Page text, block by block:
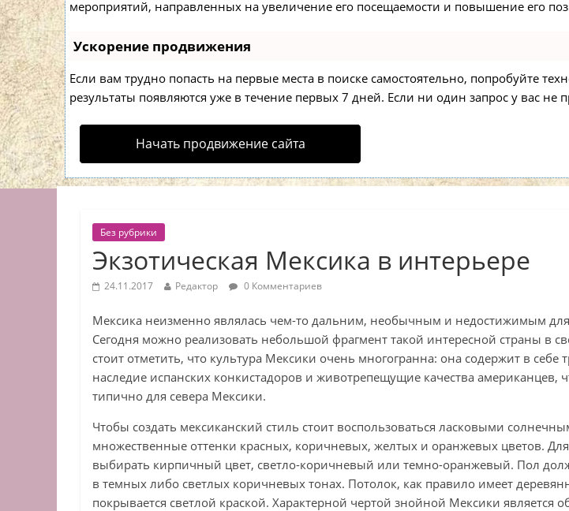
мероприятий, направленных на увеличение его посещаемости и повышение его
Ускорение продвижения
Если вам трудно попасть на первые места в поиске самостоятельно, попробуйте
результаты появляются уже в течение первых 7 дней. Если ни один запрос у вас не
Начать продвижение сайта
Без рубрики
Экзотическая Мексика в интерьере
24.11.2017 Редактор 0 Комментариев
Мексика неизменно являлась чем-то дальним, необычным и недостижимым для
Сегодня можно реализовать небольшой фрагмент такой интересной страны в
стоит отметить, что культура Мексики очень многогранна: она содержит в себе
наследие испанских конкистадоров и животрепещущие качества американцев,
типично для севера Мексики.
Чтобы создать мексиканский стиль стоит воспользоваться ласковыми
множественные оттенки красных, коричневых, желтых и оранжевых цветов.
выбирать кирпичный цвет, светло-коричневый или темно-оранжевый. Пол
в темных либо светлых коричневых тонах. Потолок, как правило имеет
покрывается светлой краской. Характерной чертой знойной Мексики является